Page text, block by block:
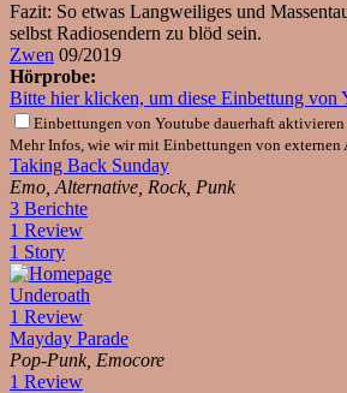
Fazit: So etwas Langweiliges und
selbst Radiosendern zu blöd sein.
Zwen 09/2019
Hörprobe:
Bitte hier klicken, um diese Einbettung von
Einbettungen von Youtube dauerhaft aktivieren
Mehr Infos, wie wir mit Einbettungen von externen
Taking Back Sunday
Emo, Alternative, Rock, Punk
3 Berichte
1 Review
1 Story
Underoath
1 Review
Mayday Parade
Pop-Punk, Emocore
1 Review